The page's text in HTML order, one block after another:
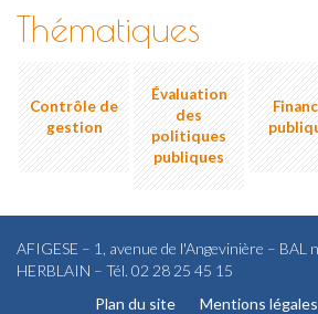
Thématiques
Contrôle de
gestion
Évaluation
des
politiques
publiques
AFIGESE – 1, avenue de l'Angevinière – BAL
HERBLAIN – Tél. 02 28 25 45 15
Plan du site
Mentions légales